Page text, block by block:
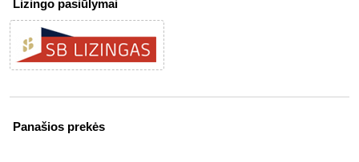
Lizingo pasiūlymai
Panašios prekės